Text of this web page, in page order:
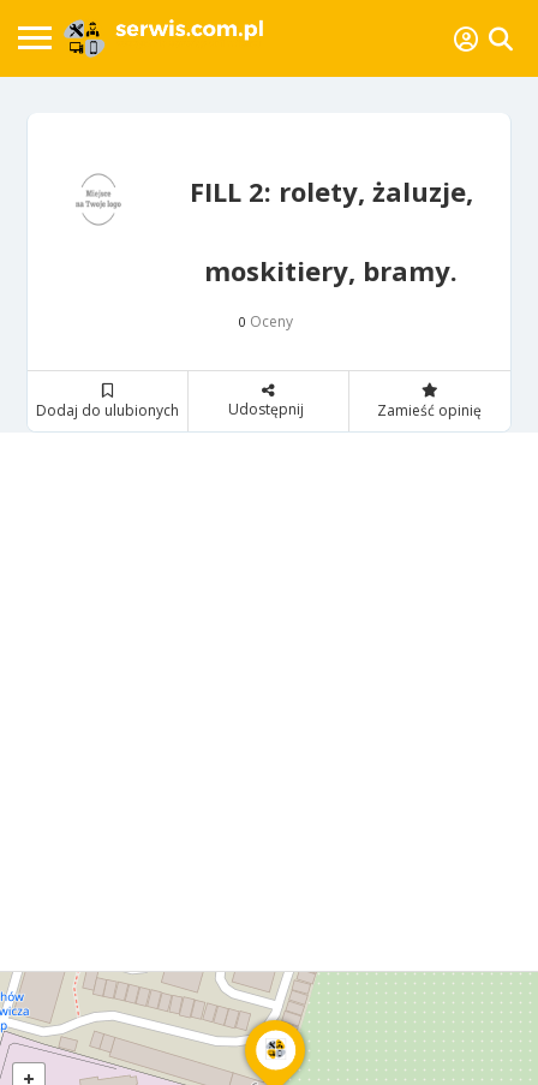
FILL 2: rolety, żaluzje,
moskitiery, bramy.
0 Oceny
Dodaj do ulubionych Udostępnij Zamieść opinię